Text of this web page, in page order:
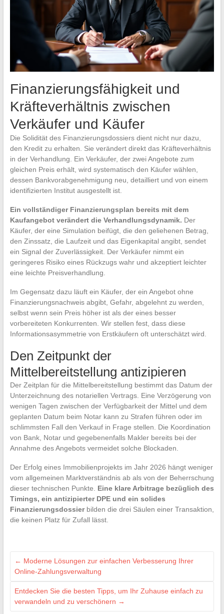
Finanzierungsfähigkeit und
Kräfteverhältnis zwischen
Verkäufer und Käufer
Die Solidität des Finanzierungsdossiers dient nicht nur dazu,
den Kredit zu erhalten. Sie verändert direkt das Kräfteverhältnis
in der Verhandlung. Ein Verkäufer, der zwei Angebote zum
gleichen Preis erhält, wird systematisch den Käufer wählen,
dessen Bankvorabgenehmigung neu, detailliert und von einem
identifizierten Institut ausgestellt ist.
Ein vollständiger Finanzierungsplan bereits mit dem
Kaufangebot verändert die Verhandlungsdynamik. Der
Käufer, der eine Simulation beifügt, die den geliehenen Betrag,
den Zinssatz, die Laufzeit und das Eigenkapital angibt, sendet
ein Signal der Zuverlässigkeit. Der Verkäufer nimmt ein
geringeres Risiko eines Rückzugs wahr und akzeptiert leichter
eine leichte Preisverhandlung.
Im Gegensatz dazu läuft ein Käufer, der ein Angebot ohne
Finanzierungsnachweis abgibt, Gefahr, abgelehnt zu werden,
selbst wenn sein Preis höher ist als der eines besser
vorbereiteten Konkurrenten. Wir stellen fest, dass diese
Informationsasymmetrie von Erstkäufern oft unterschätzt wird.
Den Zeitpunkt der
Mittelbereitstellung antizipieren
Der Zeitplan für die Mittelbereitstellung bestimmt das Datum der
Unterzeichnung des notariellen Vertrags. Eine Verzögerung von
wenigen Tagen zwischen der Verfügbarkeit der Mittel und dem
geplanten Datum beim Notar kann zu Strafen führen oder im
schlimmsten Fall den Verkauf in Frage stellen. Die Koordination
von Bank, Notar und gegebenenfalls Makler bereits bei der
Annahme des Angebots vermeidet solche Blockaden.
Der Erfolg eines Immobilienprojekts im Jahr 2026 hängt weniger
vom allgemeinen Marktverständnis ab als von der Beherrschung
dieser technischen Punkte. Eine klare Arbitrage bezüglich des
Timings, ein antizipierter DPE und ein solides
Finanzierungsdossierbilden die drei Säulen einer Transaktion,
die keinen Platz für Zufall lässt.
← Moderne Lösungen zur einfachen Verbesserung Ihrer
Online-Zahlungsverwaltung
Entdecken Sie die besten Tipps, um Ihr Zuhause einfach zu
verwandeln und zu verschönern →